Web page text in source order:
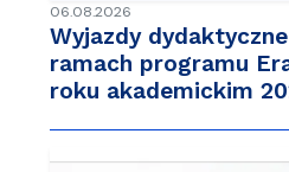
06.08.2026
Wyjazdy
ramach programu
roku akademickim